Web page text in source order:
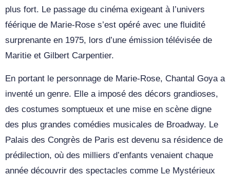
plus fort. Le passage du cinéma exigeant à l’univers
féérique de Marie-Rose s’est opéré avec une fluidité
surprenante en 1975, lors d’une émission télévisée de
Maritie et Gilbert Carpentier.
En portant le personnage de Marie-Rose, Chantal Goya a
inventé un genre. Elle a imposé des décors grandioses,
des costumes somptueux et une mise en scène digne
des plus grandes comédies musicales de Broadway. Le
Palais des Congrès de Paris est devenu sa résidence de
prédilection, où des milliers d’enfants venaient chaque
année découvrir des spectacles comme Le Mystérieux